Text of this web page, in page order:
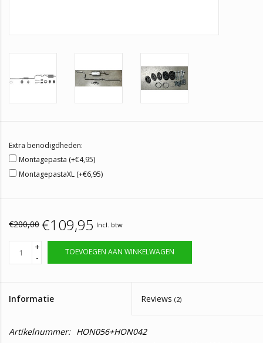
Extra benodigdheden:
Montagepasta (+€4,95)
MontagepastaXL (+€6,95)
€200,00 €109,95 Incl. btw
+
-
TOEVOEGEN AAN WINKELWAGEN
Informatie Reviews (2)
Artikelnummer: HON056+HON042